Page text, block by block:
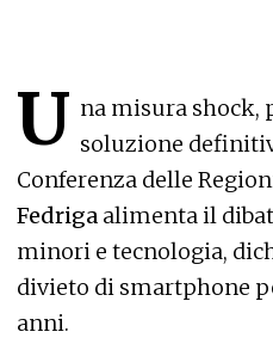
U na misura shock,
soluzione
Conferenza delle
Fedriga alimenta il
minori e tecnologia,
divieto di smartphone
anni.